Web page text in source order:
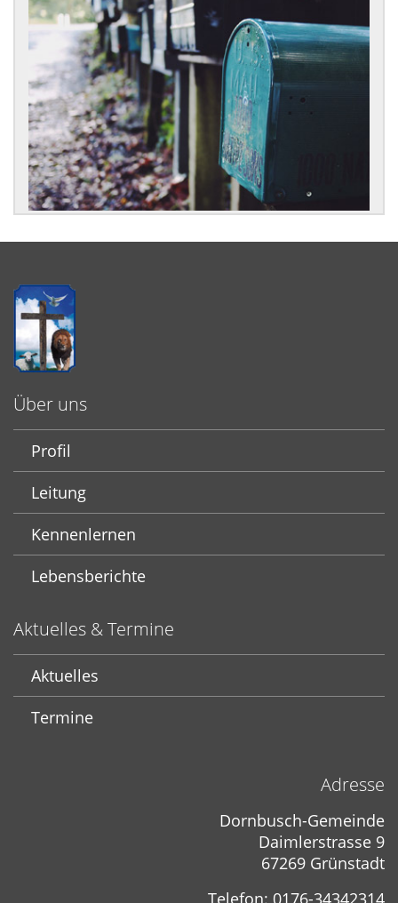
Über uns
Profil
Leitung
Kennenlernen
Lebensberichte
Aktuelles & Termine
Aktuelles
Termine
Adresse
Dornbusch-Gemeinde
Daimlerstrasse 9
67269 Grünstadt